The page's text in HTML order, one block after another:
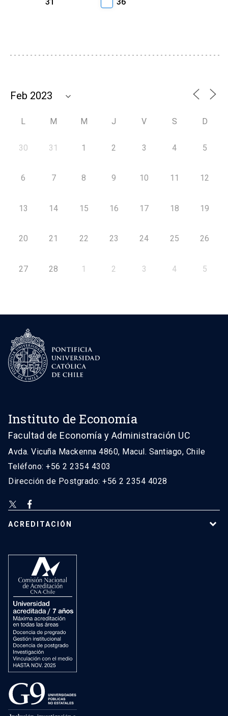
L M M J V S D
30 31 1 2 3 4 5
6 7 8 9 10 11 12
13 14 15 16 17 18 19
20 21 22 23 24 25 26
27 28 1 2 3 4 5
Instituto de Economía
Facultad de Economía y Administración UC
Avda. Vicuña Mackenna 4860, Macul. Santiago, Chile
Teléfono: +56 2 2354 4303
Dirección de Postgrado: +56 2 2354 4028
ACREDITACIÓN